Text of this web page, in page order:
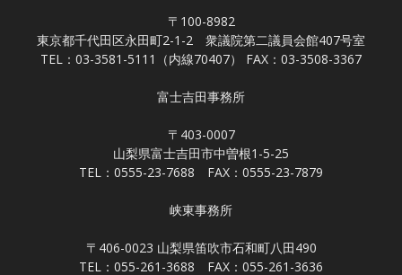
〒100-8982
東京都千代田区永田町2-1-2 衆議院第二議員会館407号室
TEL：03-3581-5111（内線70407） FAX：03-3508-3367
富士吉田事務所
〒403-0007
山梨県富士吉田市中曽根1-5-25
TEL：0555-23-7688 FAX：0555-23-7879
峡東事務所
〒406-0023 山梨県笛吹市石和町八田490
TEL：055-261-3688 FAX：055-261-3636